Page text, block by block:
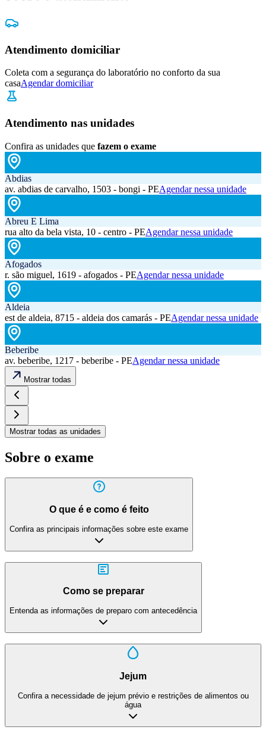
Atendimento domiciliar
Coleta com a segurança do laboratório no conforto da sua
casaAgendar domiciliar
Atendimento nas unidades
Confira as unidades que fazem o exame
Abdias
av. abdias de carvalho, 1503 - bongi - PEAgendar nessa unidade
Abreu E Lima
rua alto da bela vista, 10 - centro - PEAgendar nessa unidade
Afogados
r. são miguel, 1619 - afogados - PEAgendar nessa unidade
Aldeia
est de aldeia, 8715 - aldeia dos camarás - PEAgendar nessa unidade
Beberibe
av. beberibe, 1217 - beberibe - PEAgendar nessa unidade
Mostrar todas
Mostrar todas as unidades
Sobre o exame
O que é e como é feito
Confira as principais informações sobre este exame
Como se preparar
Entenda as informações de preparo com antecedência
Jejum
Confira a necessidade de jejum prévio e restrições de alimentos ou
água